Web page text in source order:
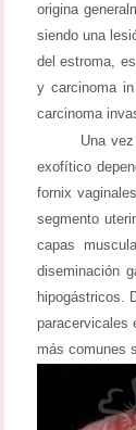
origina
siendo una
del estroma,
y carcinoma
carcinoma
Una
exofítico
fornix
segmento
capas
diseminación
hipogástricos.
paracervicales
más comunes